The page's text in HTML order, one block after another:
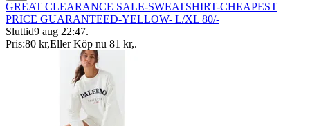
GREAT CLEARANCE SALE-SWEATSHIRT-CHEAPEST
PRICE GUARANTEED-YELLOW- L/XL 80/-
Sluttid9 aug 22:47.
Pris:80 kr,Eller Köp nu 81 kr,.